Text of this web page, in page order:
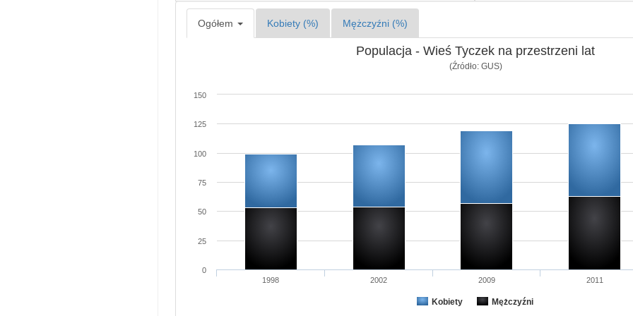
Ogółem Kobiety (%) Mężczyźni (%)
Populacja - Wieś Tyczek na przestrzeni lat
(Źródło: GUS)
Kobiety Mężczyźni
1998 2002 2009 2011
0
25
50
75
100
125
150